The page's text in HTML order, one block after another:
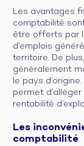
Les avantages
comptabilité
être offerts par
d’emplois
territoire. De
généralement
le pays
permet
rentabilité
Les
comptabilité